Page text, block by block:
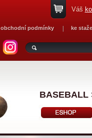
obchodní podmínky ke
Váš
BASEBALL